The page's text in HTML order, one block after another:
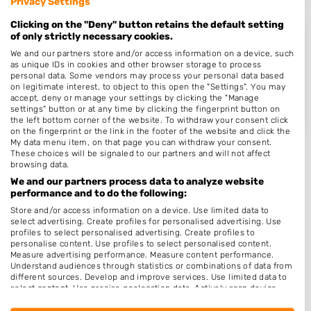
Hairstyliste Angelique
Zwanenhorst 45
5361TR Grave
Op 19,90 km afstand
Plaatsen in de buurt
Sambeek
Vortum-Mullem
Beugen
Heijen
Afferden
Clicking on the "Deny" button retains the default setting
of only strictly necessary cookies.
We and our partners store and/or access information on a device, such
as unique IDs in cookies and other browser storage to process
personal data. Some vendors may process your personal data based
on legitimate interest, to object to this open the "Settings". You may
accept, deny or manage your settings by clicking the "Manage
settings" button or at any time by clicking the fingerprint button on
the left bottom corner of the website. To withdraw your consent click
on the fingerprint or the link in the footer of the website and click the
My data menu item, on that page you can withdraw your consent.
These choices will be signaled to our partners and will not affect
browsing data.
We and our partners process data to analyze website
performance and to do the following:
Store and/or access information on a device. Use limited data to
select advertising. Create profiles for personalised advertising. Use
profiles to select personalised advertising. Create profiles to
personalise content. Use profiles to select personalised content.
Measure advertising performance. Measure content performance.
Understand audiences through statistics or combinations of data from
different sources. Develop and improve services. Use limited data to
select content. Use precise geolocation data. Actively scan device